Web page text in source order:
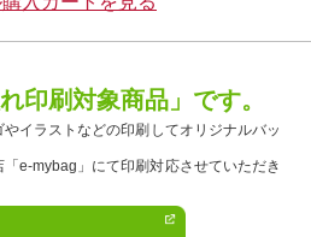
印刷対象商品」です。
イラストなどの印刷してオリジナルバッ
e-mybag」にて印刷対応させていただき